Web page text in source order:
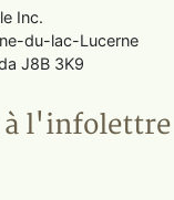
Inc.
du-lac-Lucerne
J8B 3K9
l'infolettre